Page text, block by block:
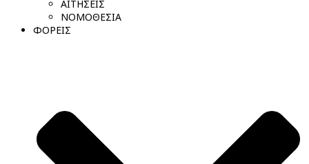
ΑΙΤΗΣΕΙΣ
ΝΟΜΟΘΕΣΙΑ
ΦΟΡΕΙΣ